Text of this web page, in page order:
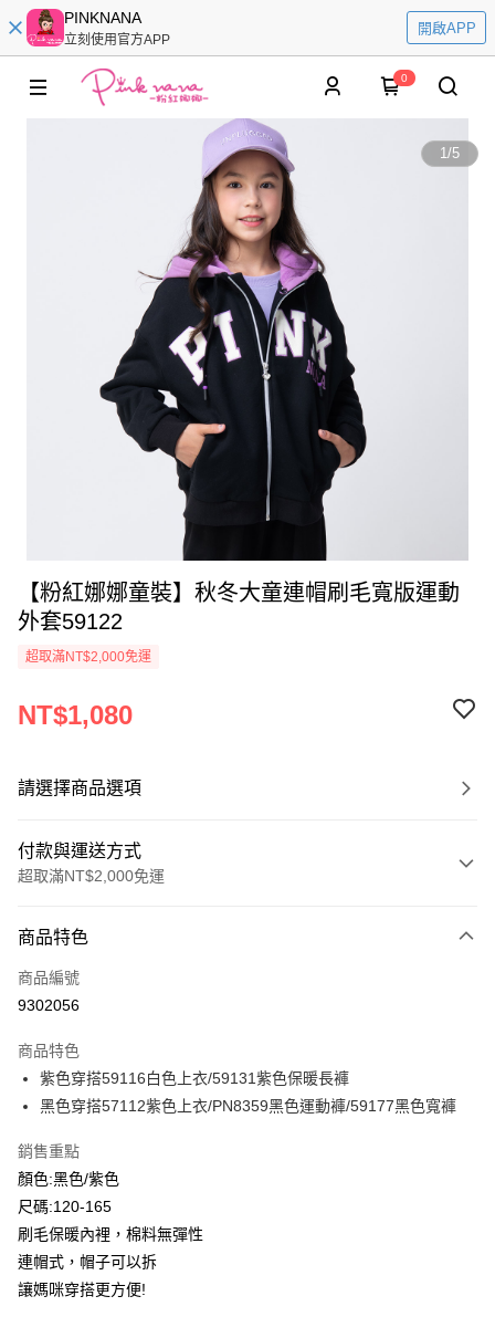
PINKNANA
立刻使用官方APP
開啟APP
0
1/5
【粉紅娜娜童裝】秋冬大童連帽刷毛寬版運動
外套59122
超取滿NT$2,000免運
NT$1,080
請選擇商品選項
付款與運送方式
超取滿NT$2,000免運
信用卡一次付款
超商取貨付款
Apple Pay
Google Pay
ATM付款
運送方式
全家付款取貨
每筆NT$80，滿NT$2,000(含以上)免運費
商品特色
商品編號
9302056
商品特色
紫色穿搭59116白色上衣/59131紫色保暖長褲
黑色穿搭57112紫色上衣/PN8359黑色運動褲/59177黑色寬褲
銷售重點
顏色:黑色/紫色
尺碼:120-165
刷毛保暖內裡，棉料無彈性
連帽式，帽子可以拆
讓媽咪穿搭更方便!